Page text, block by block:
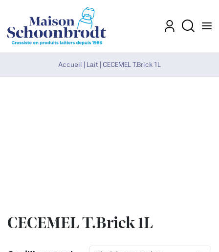
Accueil Lait CECEMEL T.Brick 1L
CECEMEL T.Brick 1L